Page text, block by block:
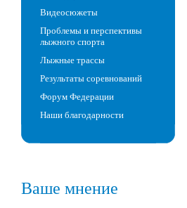
Видеосюжеты
Проблемы и перспективы
лыжного спорта
Лыжные трассы
Результаты соревнований
Форум Федерации
Наши благодарности
Ваше мнение